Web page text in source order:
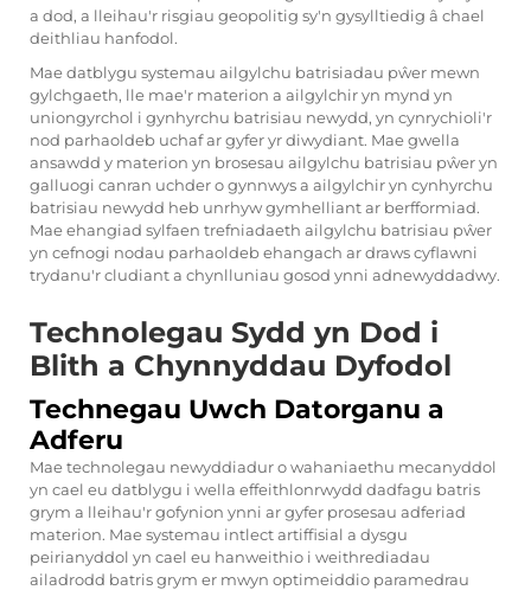
a dod, a lleihau'r risgiau geopolitig sy'n gysylltiedig â chael
deithliau hanfodol.
Mae datblygu systemau ailgylchu batrisiadau pŵer mewn
gylchgaeth, lle mae'r materion a ailgylchir yn mynd yn
uniongyrchol i gynhyrchu batrisiau newydd, yn cynrychioli'r
nod parhaoldeb uchaf ar gyfer yr diwydiant. Mae gwella
ansawdd y materion yn brosesau ailgylchu batrisiau pŵer yn
galluogi canran uchder o gynnwys a ailgylchir yn cynhyrchu
batrisiau newydd heb unrhyw gymhelliant ar berfformiad.
Mae ehangiad sylfaen trefniadaeth ailgylchu batrisiau pŵer
yn cefnogi nodau parhaoldeb ehangach ar draws cyflawni
trydanu'r cludiant a chynlluniau gosod ynni adnewyddadwy.
Technolegau Sydd yn Dod i
Blith a Chynnyddau Dyfodol
Technegau Uwch Datorganu a
Adferu
Mae technolegau newyddiadur o wahaniaethu mecanyddol
yn cael eu datblygu i wella effeithlonrwydd dadfagu batris
grym a lleihau'r gofynion ynni ar gyfer prosesau adferiad
materion. Mae systemau intlect artiffisial a dysgu
peirianyddol yn cael eu hanweithio i weithrediadau
ailadrodd batris grym er mwyn optimeiddio paramedrau